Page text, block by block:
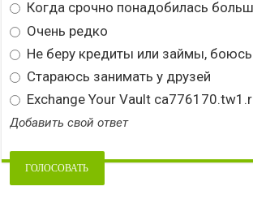
Когда срочно понадобилась
Очень редко
Не беру кредиты или займы, боюсь
Стараюсь занимать у друзей
Exchange Your Vault
Добавить свой ответ